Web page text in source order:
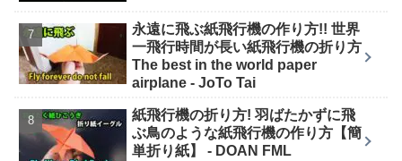
永遠に飛ぶ紙飛行機の作り方!! 世界
一飛行時間が長い紙飛行機の折り方
The best in the world paper
airplane - JoTo Tai
紙飛行機の折り方! 羽ばたかずに飛
ぶ鳥のような紙飛行機の作り方【簡
単折り紙】 - DOAN FML